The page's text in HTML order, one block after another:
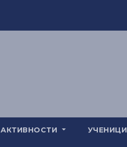
АКТИВНОСТИ УЧЕНИЦИ